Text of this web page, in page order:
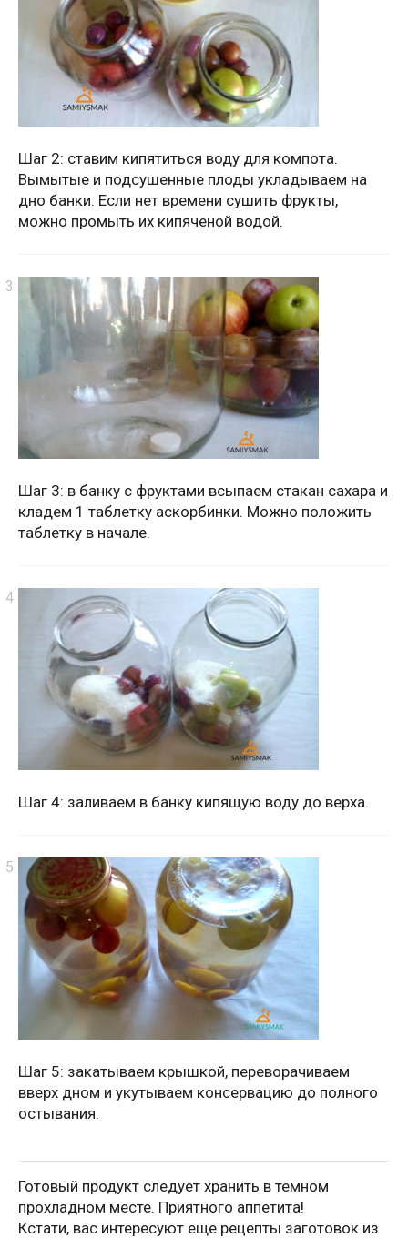
Шаг 2: ставим кипятиться воду для компота.
Вымытые и подсушенные плоды укладываем на
дно банки. Если нет времени сушить фрукты,
можно промыть их кипяченой водой.
Шаг 3: в банку с фруктами всыпаем стакан сахара и
кладем 1 таблетку аскорбинки. Можно положить
таблетку в начале.
Шаг 4: заливаем в банку кипящую воду до верха.
Шаг 5: закатываем крышкой, переворачиваем
вверх дном и укутываем консервацию до полного
остывания.
Готовый продукт следует хранить в темном
прохладном месте. Приятного аппетита!
Кстати, вас интересуют еще рецепты заготовок из